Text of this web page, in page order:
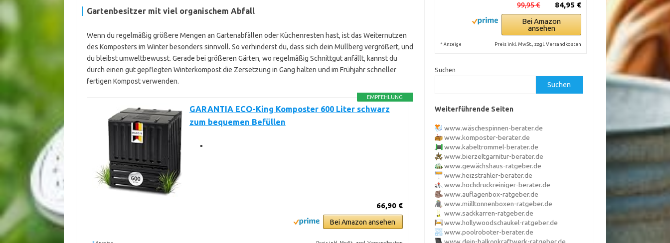
Gartenbesitzer mit viel organischem Abfall
Wenn du regelmäßig größere Mengen an Gartenabfällen oder Küchenresten hast, ist das Weiternutzen
des Komposters im Winter besonders sinnvoll. So verhinderst du, dass sich dein Müllberg vergrößert, und
du bleibst umweltbewusst. Gerade bei größeren Gärten, wo regelmäßig Schnittgut anfällt, kannst du
durch einen gut gepflegten Winterkompost die Zersetzung in Gang halten und im Frühjahr schneller
fertigen Kompost verwenden.
EMPFEHLUNG
GARANTIA ECO-King Komposter 600 Liter schwarz
zum bequemen Befüllen
66,90 €
Bei Amazon ansehen
84,95 €
99,95 €
Bei Amazon
ansehen
* Anzeige Preis inkl. MwSt., zzgl. Versandkosten
Suchen
Suchen
Weiterführende Seiten
www.wäschespinnen-berater.de
www.komposter-berater.de
www.kabeltrommel-berater.de
www.bierzeltgarnitur-berater.de
www.gewächshaus-ratgeber.de
www.heizstrahler-berater.de
www.hochdruckreiniger-berater.de
www.auflagenbox-ratgeber.de
www.mülltonnenboxen-ratgeber.de
www.sackkarren-ratgeber.de
www.hollywoodschaukel-ratgeber.de
www.poolroboter-berater.de